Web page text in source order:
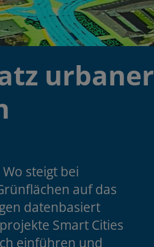
urbaner
steigt bei
auf das
datenbasiert
Smart Cities
einführen und